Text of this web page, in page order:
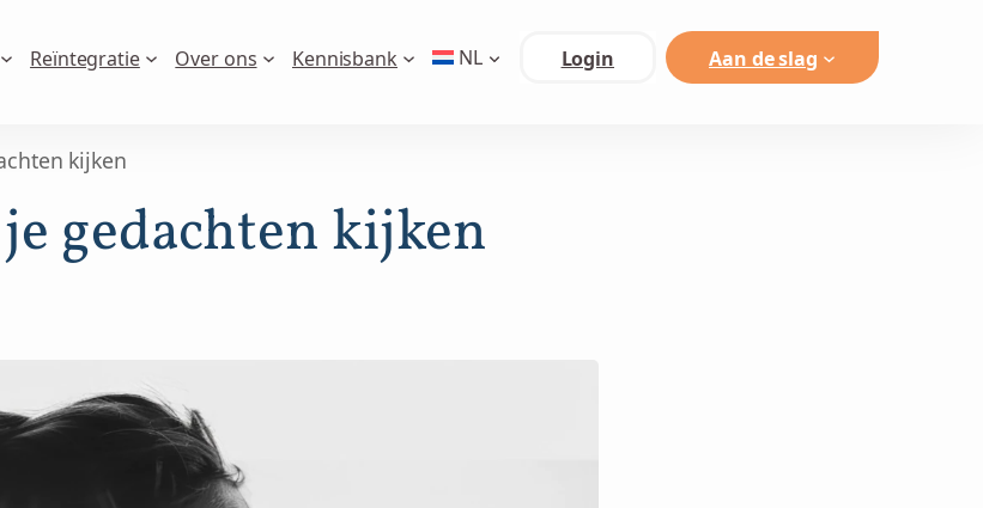
Reïntegratie Over ons Kennisbank NL Login Aan de slag
kijken
gedachten kijken